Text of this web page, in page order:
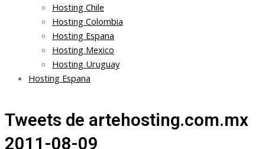
Hosting Chile
Hosting Colombia
Hosting Espana
Hosting Mexico
Hosting Uruguay
Hosting Espana
Tweets de artehosting.com.mx
2011-08-09